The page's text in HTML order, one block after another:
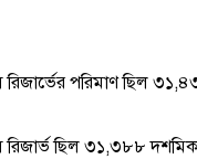
রিজার্ভের পরিমাণ
রিজার্ভ ছিল ৩১,৩৮৮